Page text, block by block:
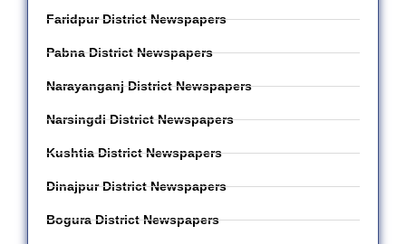
Faridpur District Newspapers
Pabna District Newspapers
Narayanganj District Newspapers
Narsingdi District Newspapers
Kushtia District Newspapers
Dinajpur District Newspapers
Bogura District Newspapers